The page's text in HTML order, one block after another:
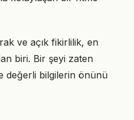
ve açık fikirlilik, en
biri. Bir şeyi zaten
değerli bilgilerin önünü